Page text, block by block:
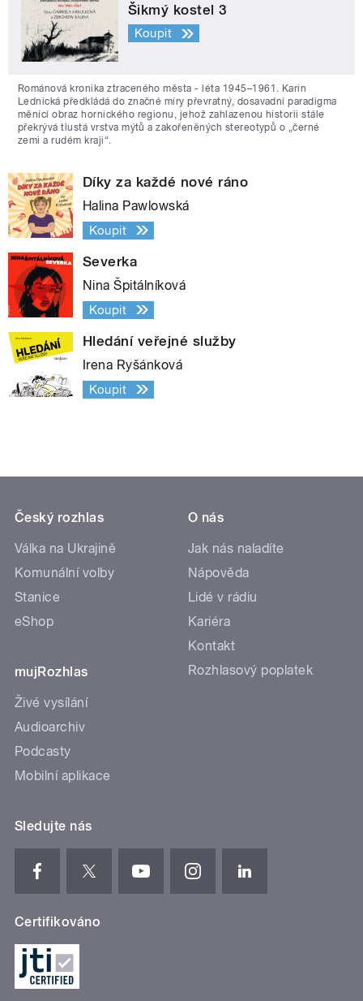
Šikmý kostel 3
Koupit
Románová kronika ztraceného města - léta 1945–1961. Karin
Lednická předkládá do značné míry převratný, dosavadní paradigma
měnící obraz hornického regionu, jehož zahlazenou historii stále
překrývá tlustá vrstva mýtů a zakořeněných stereotypů o „černé
zemi a rudém kraji“.
Díky za každé nové ráno
Halina Pawlowská
Koupit
Severka
Nina Špitálníková
Koupit
Hledání veřejné služby
Irena Ryšánková
Koupit
Český rozhlas
Válka na Ukrajině
Komunální volby
Stanice
eShop
mujRozhlas
Živé vysílání
Audioarchiv
Podcasty
Mobilní aplikace
O nás
Jak nás naladíte
Nápověda
Lidé v rádiu
Kariéra
Kontakt
Rozhlasový poplatek
Sledujte nás
Certifikováno